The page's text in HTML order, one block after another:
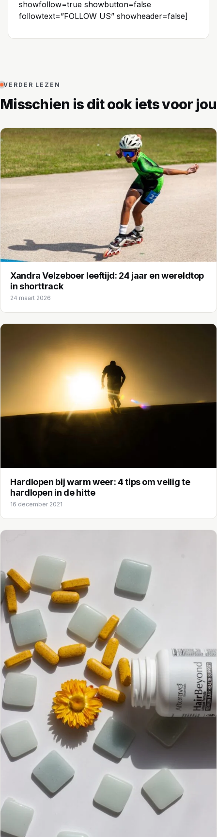
showfollow=true showbutton=false
followtext=”FOLLOW US” showheader=false]
VERDER LEZEN
Misschien is dit ook iets voor jou
Xandra Velzeboer leeftijd: 24 jaar en wereldtop
in shorttrack
24 maart 2026
Hardlopen bij warm weer: 4 tips om veilig te
hardlopen in de hitte
16 december 2021